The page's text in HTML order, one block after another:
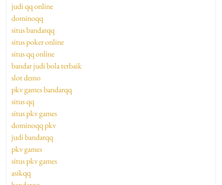
judi qq online
dominoqq
situs bandarqq
situs poker online
situs qq online
bandar judi bola terbaik
slot demo
pkv games bandarqq
situs qq
situs pkv games
dominoqq pkv
judi bandarqq
pkv games
situs pkv games
asikqq